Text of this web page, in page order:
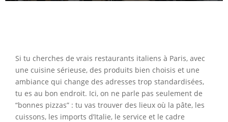
Si tu cherches de vrais restaurants italiens à Paris, avec
une cuisine sérieuse, des produits bien choisis et une
ambiance qui change des adresses trop standardisées,
tu es au bon endroit. Ici, on ne parle pas seulement de
“bonnes pizzas” : tu vas trouver des lieux où la pâte, les
cuissons, les imports d’Italie, le service et le cadre